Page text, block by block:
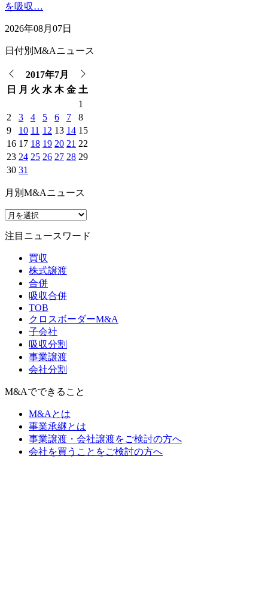
を吸収…
2026年08月07日
日付別M&Aニュース
2017年7月
日 月 火 水 木 金 土
1
2
3 4 5 6 7
8
9
10 11 12 13 14 15
16 17 18 19 20 21 22
23 24 25 26 27 28 29
30 31
月別M&Aニュース
注目ニュースワード
買収
株式譲渡
合併
吸収合併
TOB
クロスボーダーM&A
子会社
吸収分割
事業譲渡
会社分割
M&Aでできること
M&Aとは
事業承継とは
事業譲渡・会社譲渡をご検討の方へ
会社を買うことをご検討の方へ